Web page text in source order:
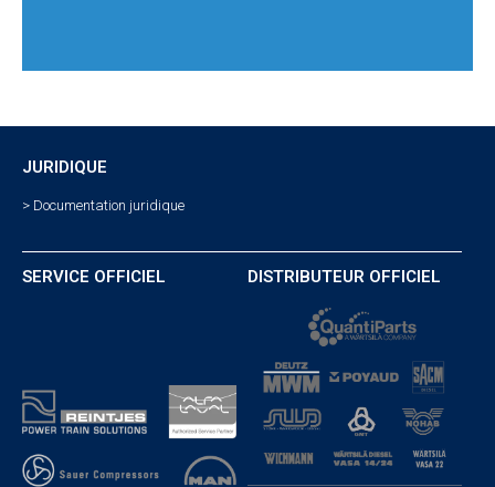
JURIDIQUE
> Documentation juridique
SERVICE OFFICIEL DISTRIBUTEUR OFFICIEL